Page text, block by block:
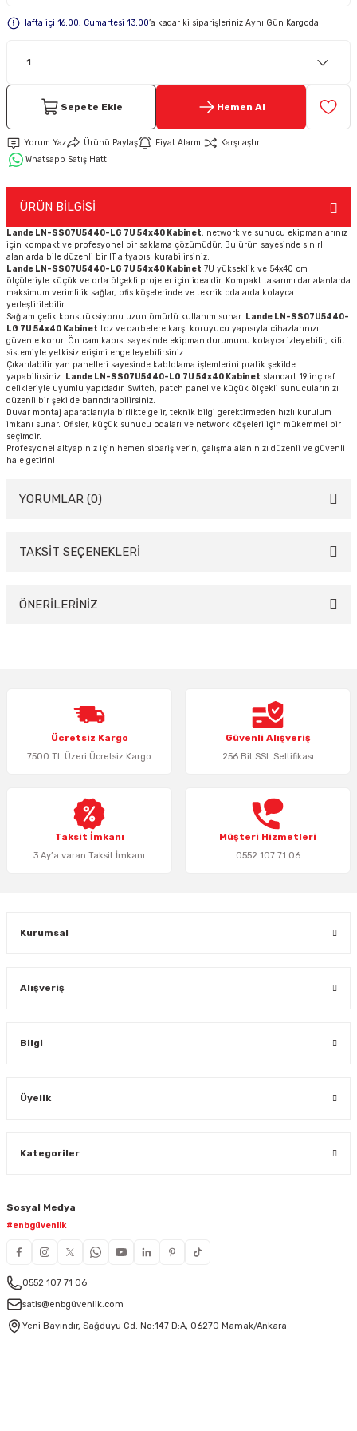
Hafta içi 16:00, Cumartesi 13:00’a kadar ki siparişleriniz Aynı Gün Kargoda
Sepete Ekle Hemen Al
Yorum Yaz Ürünü Paylaş Fiyat Alarmı
Karşılaştır
Whatsapp Satış Hattı
ÜRÜN BİLGİSİ
Lande LN-SS07U5440-LG 7U 54x40 Kabinet, network ve sunucu ekipmanlarınız
için kompakt ve profesyonel bir saklama çözümüdür. Bu ürün sayesinde sınırlı
alanlarda bile düzenli bir IT altyapısı kurabilirsiniz.
Lande LN-SS07U5440-LG 7U 54x40 Kabinet 7U yükseklik ve 54x40 cm
ölçüleriyle küçük ve orta ölçekli projeler için idealdir. Kompakt tasarımı dar alanlarda
maksimum verimlilik sağlar, ofis köşelerinde ve teknik odalarda kolayca
yerleştirilebilir.
Sağlam çelik konstrüksiyonu uzun ömürlü kullanım sunar. Lande LN-SS07U5440-
LG 7U 54x40 Kabinet toz ve darbelere karşı koruyucu yapısıyla cihazlarınızı
güvenle korur. Ön cam kapısı sayesinde ekipman durumunu kolayca izleyebilir, kilit
sistemiyle yetkisiz erişimi engelleyebilirsiniz.
Çıkarılabilir yan panelleri sayesinde kablolama işlemlerini pratik şekilde
yapabilirsiniz. Lande LN-SS07U5440-LG 7U 54x40 Kabinet standart 19 inç raf
delikleriyle uyumlu yapıdadır. Switch, patch panel ve küçük ölçekli sunucularınızı
düzenli bir şekilde barındırabilirsiniz.
Duvar montaj aparatlarıyla birlikte gelir, teknik bilgi gerektirmeden hızlı kurulum
imkanı sunar. Ofisler, küçük sunucu odaları ve network köşeleri için mükemmel bir
seçimdir.
Profesyonel altyapınız için hemen sipariş verin, çalışma alanınızı düzenli ve güvenli
hale getirin!
YORUMLAR (0)
Bu ürüne ilk yorumu siz yapın!
TAKSİT SEÇENEKLERİ
ÖNERİLERİNİZ
Ürün resmi kalitesiz, bozuk veya görüntülenemiyor.
Ürün açıklamasında eksik bilgiler bulunuyor.
Ürün bilgilerinde hatalar bulunuyor.
Bu ürüne benzer farklı alternatifler olmalı.
Ücretsiz Kargo
7500 TL Üzeri Ücretsiz Kargo
Güvenli Alışveriş
256 Bit SSL Seltifikası
Taksit İmkanı
3 Ay’a varan Taksit İmkanı
Müşteri Hizmetleri
0552 107 71 06
Kurumsal
Alışveriş
Bilgi
Üyelik
Kategoriler
Sosyal Medya
#enbgüvenlik
0552 107 71 06
satis@enbgüvenlik.com
Yeni Bayındır, Sağduyu Cd. No:147 D:A, 06270 Mamak/Ankara